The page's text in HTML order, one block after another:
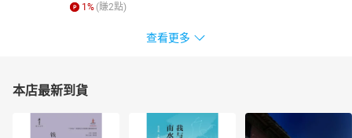
1 % (賺2點)
查看更多
本店最新到貨